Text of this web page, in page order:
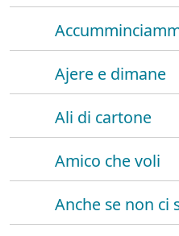
Ajere e dimane
Ali di cartone
Amico che voli
Anche se non ci